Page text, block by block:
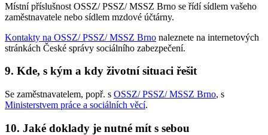
Místní příslušnost OSSZ/ PSSZ/ MSSZ Brno se řídí sídlem vašeho
zaměstnavatele nebo sídlem mzdové účtárny.
Kontakty na OSSZ/ PSSZ/ MSSZ Brno naleznete na internetových
stránkách České správy sociálního zabezpečení.
9. Kde, s kým a kdy životní situaci řešit
Se zaměstnavatelem, popř. s OSSZ/ PSSZ/ MSSZ Brno, s
Ministerstvem práce a sociálních věcí.
10. Jaké doklady je nutné mít s sebou